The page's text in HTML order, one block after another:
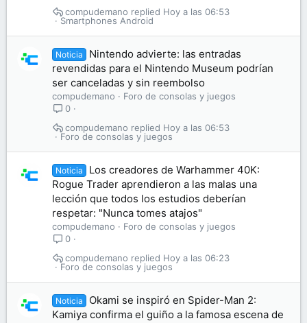
Smartphones Android
Hoy a las 06:53
compudemano
Noticia
Nintendo advierte: las entradas
revendidas para el Nintendo Museum podrían
ser canceladas y sin reembolso
compudemano
Foro de consolas y juegos
0
Foro de consolas y juegos
Hoy a las 06:53
compudemano
Noticia
Los creadores de Warhammer 40K:
Rogue Trader aprendieron a las malas una
lección que todos los estudios deberían
respetar: "Nunca tomes atajos"
compudemano
Foro de consolas y juegos
0
Foro de consolas y juegos
Hoy a las 06:23
compudemano
Noticia
Okami se inspiró en Spider-Man 2:
Kamiya confirma el guiño a la famosa escena de